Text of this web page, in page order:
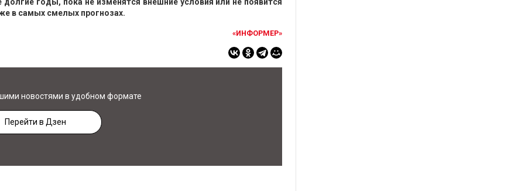
в самых смелых прогнозах.
«ИНФОРМЕР»
новостями в удобном формате
Перейти в Дзен